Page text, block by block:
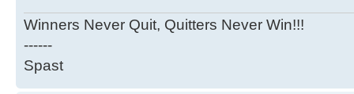
Winners Never Quit, Quitters Never Win!!!
------
Spast